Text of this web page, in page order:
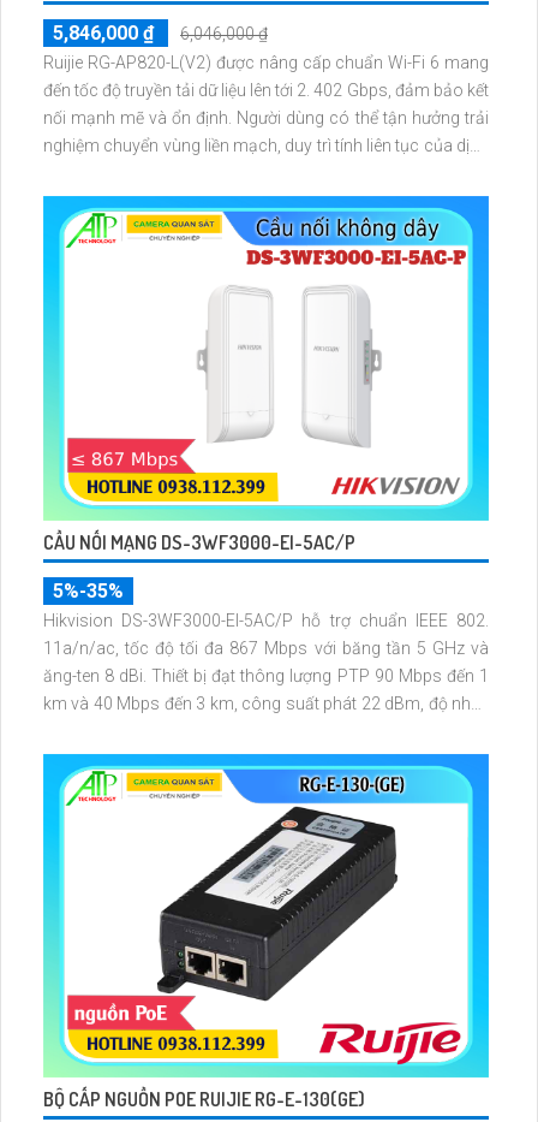
5,846,000 ₫
6,046,000 ₫
Ruijie RG-AP820-L(V2) được nâng cấp chuẩn Wi-Fi 6 mang
đến tốc độ truyền tải dữ liệu lên tới 2. 402 Gbps, đảm bảo kết
nối mạnh mẽ và ổn định. Người dùng có thể tận hưởng trải
nghiệm chuyển vùng liền mạch, duy trì tính liên tục của dịch
CẦU NỐI MẠNG DS-3WF3000-EI-5AC/P
5%-35%
Hikvision DS-3WF3000-EI-5AC/P hỗ trợ chuẩn IEEE 802.
11a/n/ac, tốc độ tối đa 867 Mbps với băng tần 5 GHz và
ăng-ten 8 dBi. Thiết bị đạt thông lượng PTP 90 Mbps đến 1
km và 40 Mbps đến 3 km, công suất phát 22 dBm, độ nhạy
ổn định ở khoảng cách xa.
BỘ CẤP NGUỒN POE RUIJIE RG-E-130(GE)